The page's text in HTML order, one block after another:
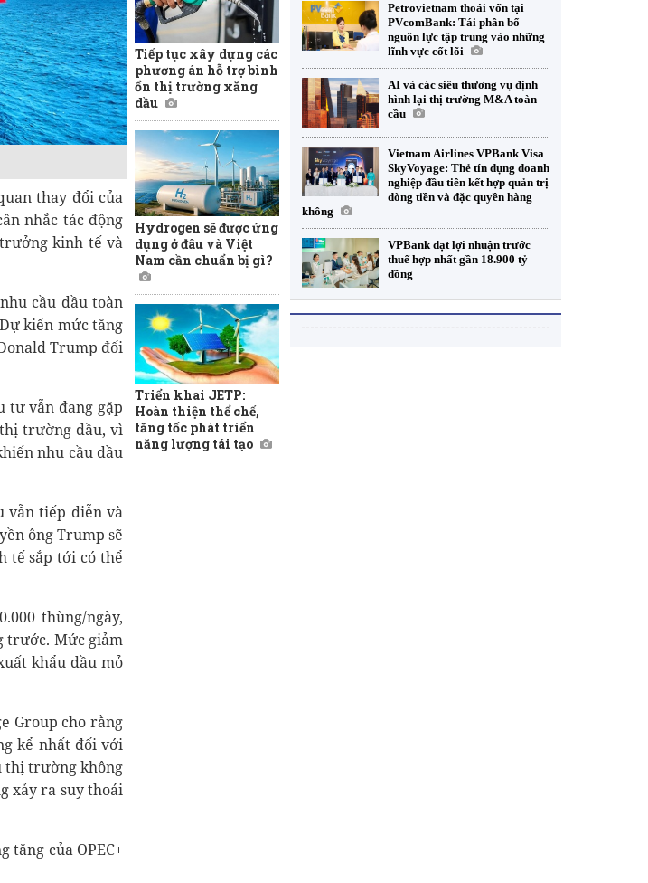
thay đổi của
nhắc tác động
kinh tế và
cầu dầu toàn
kiến mức tăng
Trump đối
tư vẫn đang gặp
trường dầu, vì
nhu cầu dầu
vẫn tiếp diễn và
ông Trump sẽ
tế sắp tới có thể
thùng/ngày,
trước. Mức giảm
khẩu dầu mỏ
Group cho rằng
kể nhất đối với
thị trường không
xảy ra suy thoái
của OPEC+
Tiếp tục xây dựng các
phương án hỗ trợ bình
ổn thị trường xăng
dầu
Hydrogen sẽ được ứng
dụng ở đâu và Việt
Nam cần chuẩn bị gì?
Triển khai JETP:
Hoàn thiện thể chế,
tăng tốc phát triển
năng lượng tái tạo
Petrovietnam thoái vốn tại
PVcomBank: Tái phân bổ
nguồn lực tập trung vào những
lĩnh vực cốt lõi
AI và các siêu thương vụ định
hình lại thị trường M&A toàn
cầu
Vietnam Airlines VPBank Visa
SkyVoyage: Thẻ tín dụng doanh
nghiệp đầu tiên kết hợp quản trị
dòng tiền và đặc quyền hàng
không
VPBank đạt lợi nhuận trước
thuế hợp nhất gần 18.900 tỷ
đồng